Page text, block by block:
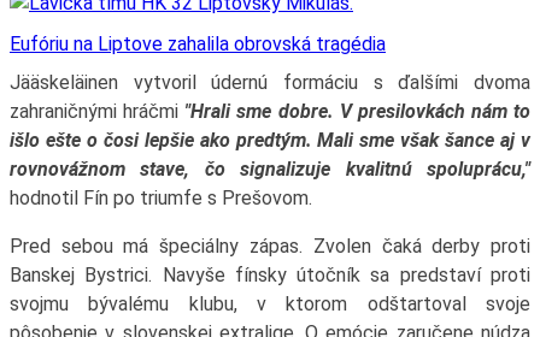
Eufóriu na Liptove zahalila obrovská tragédia
Jääskeläinen vytvoril údernú formáciu s ďalšími dvoma
zahraničnými hráčmi "Hrali sme dobre. V presilovkách nám to
išlo ešte o čosi lepšie ako predtým. Mali sme však šance aj v
rovnovážnom stave, čo signalizuje kvalitnú spoluprácu,"
hodnotil Fín po triumfe s Prešovom.
Pred sebou má špeciálny zápas. Zvolen čaká derby proti
Banskej Bystrici. Navyše fínsky útočník sa predstaví proti
svojmu bývalému klubu, v ktorom odštartoval svoje